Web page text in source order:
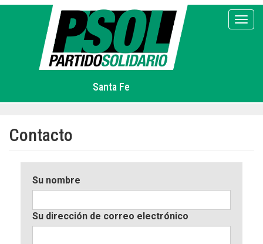
Pasar
Santa Fe
Contacto
Su nombre
Su dirección de correo electrónico